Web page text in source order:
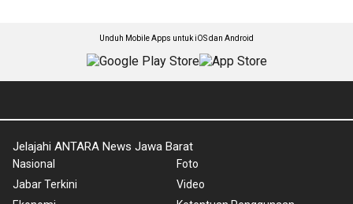
Unduh Mobile Apps untuk iOS dan Android
Jelajahi ANTARA News Jawa Barat
Nasional
Jabar Terkini
Foto
Video